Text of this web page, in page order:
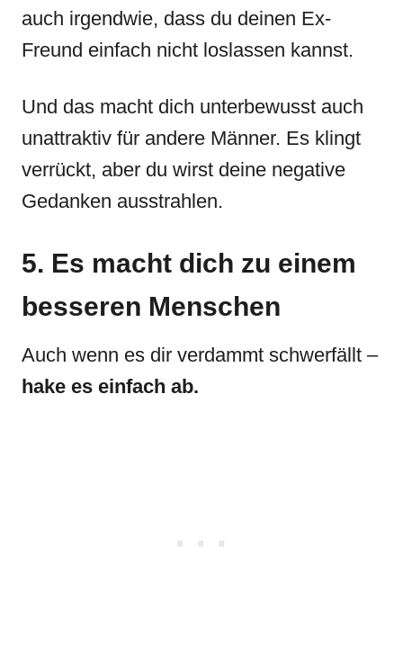
auch irgendwie, dass du deinen Ex-
Freund einfach nicht loslassen kannst.
Und das macht dich unterbewusst auch
unattraktiv für andere Männer. Es klingt
verrückt, aber du wirst deine negative
Gedanken ausstrahlen.
5. Es macht dich zu einem
besseren Menschen
Auch wenn es dir verdammt schwerfällt –
hake es einfach ab.